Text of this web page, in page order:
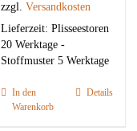
zzgl.Versandkosten
Lieferzeit:Plisseestoren
20 Werktage -
Stoffmuster 5 Werktage
In den
Warenkorb
Details